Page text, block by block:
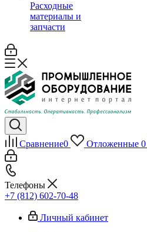
Расходные
материалы и
запчасти
Сравнение0 Отложенные 0
Телефоны
+7 (812) 602-70-48
Личный кабинет